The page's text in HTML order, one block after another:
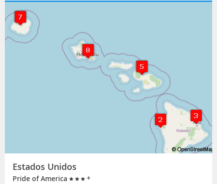
Estados Unidos
Pride of America +